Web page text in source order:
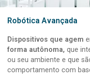
Robótica Avançada
Dispositivos que agem
forma autônoma, que
ou seu ambiente e que
comportamento com